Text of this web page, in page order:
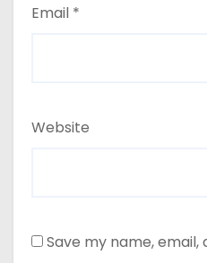
Email *
Website
Save my name,